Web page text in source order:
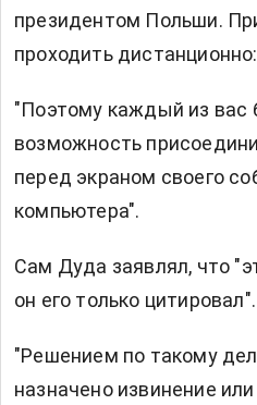
президентом Польши.
проходить дистанционно:
"Поэтому каждый из вас
возможность
перед экраном своего
компьютера".
Сам Дуда заявлял, что
он его только цитировал".
"Решением по такому
назначено извинение